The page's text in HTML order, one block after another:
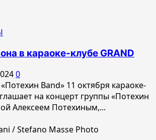
в караоке-клубе GRAND
0
Band» 11 октября караоке-
на концерт группы «Потехин
Алексеем Потехиным,...